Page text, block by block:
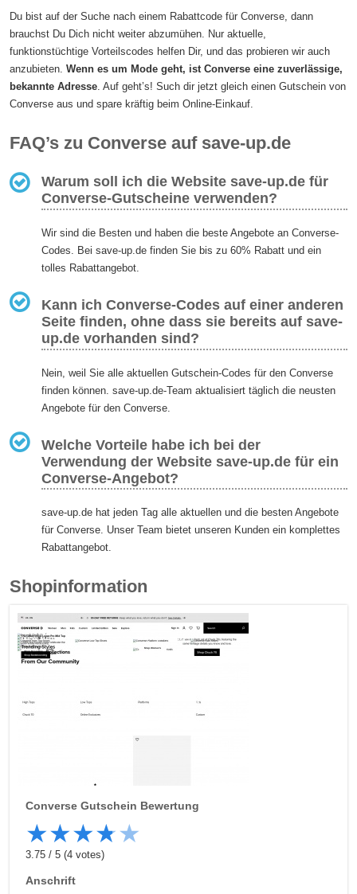
Du bist auf der Suche nach einem Rabattcode für Converse, dann
brauchst Du Dich nicht weiter abzumühen. Nur aktuelle,
funktionstüchtige Vorteilscodes helfen Dir, und das probieren wir auch
anzubieten.Wenn es um Mode geht, ist Converse eine zuverlässige,
bekannte Adresse. Auf geht’s! Such dir jetzt gleich einen Gutschein von
Converse aus und spare kräftig beim Online-Einkauf.
FAQ’s zu Converse auf save-up.de
Warum soll ich die Website save-up.de für
Converse-Gutscheine verwenden?
Wir sind die Besten und haben die beste Angebote an Converse-
Codes. Bei save-up.de finden Sie bis zu 60% Rabatt und ein
tolles Rabattangebot.
Kann ich Converse-Codes auf einer anderen
Seite finden, ohne dass sie bereits auf save-
up.de vorhanden sind?
Nein, weil Sie alle aktuellen Gutschein-Codes für den Converse
finden können. save-up.de-Team aktualisiert täglich die neusten
Angebote für den Converse.
Welche Vorteile habe ich bei der
Verwendung der Website save-up.de für ein
Converse-Angebot?
save-up.de hat jeden Tag alle aktuellen und die besten Angebote
für Converse. Unser Team bietet unseren Kunden ein komplettes
Rabattangebot.
Shopinformation
Converse Gutschein Bewertung
★★★★★
3.75/5 (4 votes)
Anschrift